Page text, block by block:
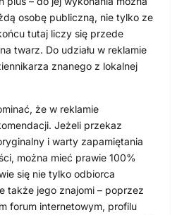
osobę publiczną, nie tylko ze
tutaj liczy się przede
twarz. Do udziału w reklamie
znanego z lokalnej
że w reklamie
Jeżeli przekaz
i warty zapamiętania
można mieć prawie 100%
się nie tylko odbiorca
także jego znajomi – poprzez
forum internetowym, profilu